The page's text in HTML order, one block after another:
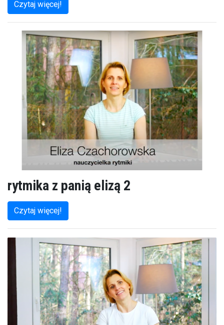
Czytaj więcej!
rytmika z panią elizą 2
Czytaj więcej!